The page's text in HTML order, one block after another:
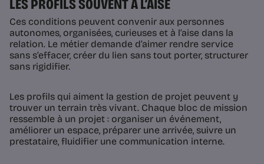
LES PROFILS SOUVENT À L’AISE
Ces conditions peuvent convenir aux personnes
autonomes, organisées, curieuses et à l’aise dans la
relation. Le métier demande d’aimer rendre service
sans s’effacer, créer du lien sans tout porter, structurer
sans rigidifier.
Les profils qui aiment la gestion de projet peuvent y
trouver un terrain très vivant. Chaque bloc de mission
ressemble à un projet : organiser un événement,
améliorer un espace, préparer une arrivée, suivre un
prestataire, fluidifier une communication interne.